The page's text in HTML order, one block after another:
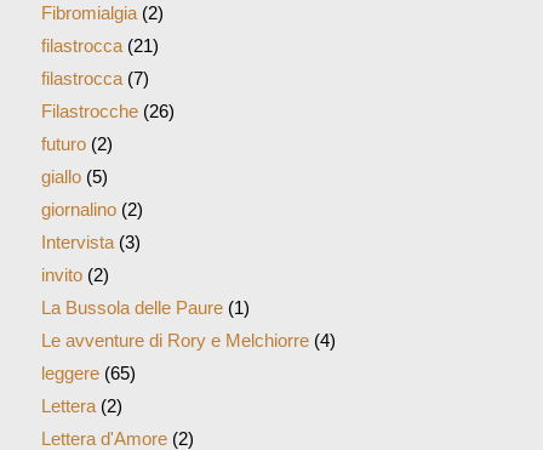
Fibromialgia(2)
filastrocca(21)
filastrocca(7)
Filastrocche(26)
futuro(2)
giallo(5)
giornalino(2)
Intervista(3)
invito(2)
La Bussola delle Paure(1)
Le avventure di Rory e Melchiorre(4)
leggere(65)
Lettera(2)
Lettera d'Amore(2)